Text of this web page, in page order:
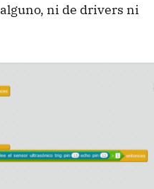
alguno, ni de drivers ni